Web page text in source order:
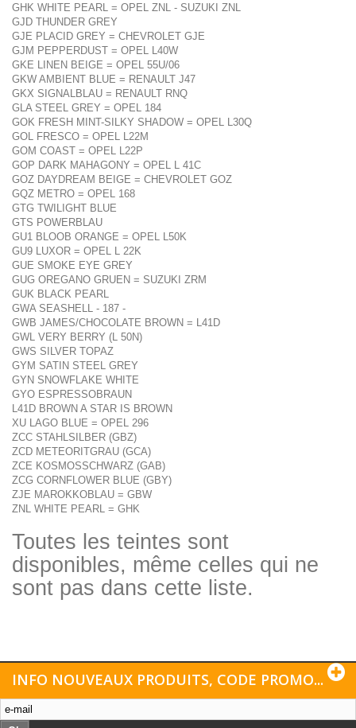
GHK WHITE PEARL = OPEL ZNL - SUZUKI ZNL
GJD THUNDER GREY
GJE PLACID GREY = CHEVROLET GJE
GJM PEPPERDUST = OPEL L40W
GKE LINEN BEIGE = OPEL 55U/06
GKW AMBIENT BLUE = RENAULT J47
GKX SIGNALBLAU = RENAULT RNQ
GLA STEEL GREY = OPEL 184
GOK FRESH MINT-SILKY SHADOW = OPEL L30Q
GOL FRESCO = OPEL L22M
GOM COAST = OPEL L22P
GOP DARK MAHAGONY = OPEL L 41C
GOZ DAYDREAM BEIGE = CHEVROLET GOZ
GQZ METRO = OPEL 168
GTG TWILIGHT BLUE
GTS POWERBLAU
GU1 BLOOB ORANGE = OPEL L50K
GU9 LUXOR = OPEL L 22K
GUE SMOKE EYE GREY
GUG OREGANO GRUEN = SUZUKI ZRM
GUK BLACK PEARL
GWA SEASHELL - 187 -
GWB JAMES/CHOCOLATE BROWN = L41D
GWL VERY BERRY (L 50N)
GWS SILVER TOPAZ
GYM SATIN STEEL GREY
GYN SNOWFLAKE WHITE
GYO ESPRESSOBRAUN
L41D BROWN A STAR IS BROWN
XU LAGO BLUE = OPEL 296
ZCC STAHLSILBER (GBZ)
ZCD METEORITGRAU (GCA)
ZCE KOSMOSSCHWARZ (GAB)
ZCG CORNFLOWER BLUE (GBY)
ZJE MAROKKOBLAU = GBW
ZNL WHITE PEARL = GHK
Toutes les teintes sont
disponibles, même celles qui ne
sont pas dans cette liste.
INFO NOUVEAUX PRODUITS, CODE PROMO...